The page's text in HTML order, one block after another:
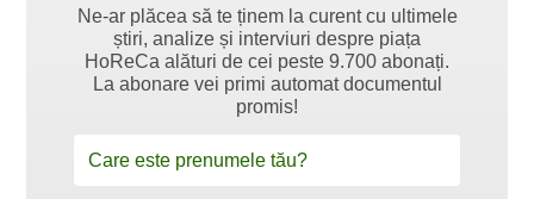
Ne-ar plăcea să te ținem la curent cu ultimele
știri, analize și interviuri despre piața
HoReCa alături de cei peste 9.700 abonați.
La abonare vei primi automat documentul
promis!